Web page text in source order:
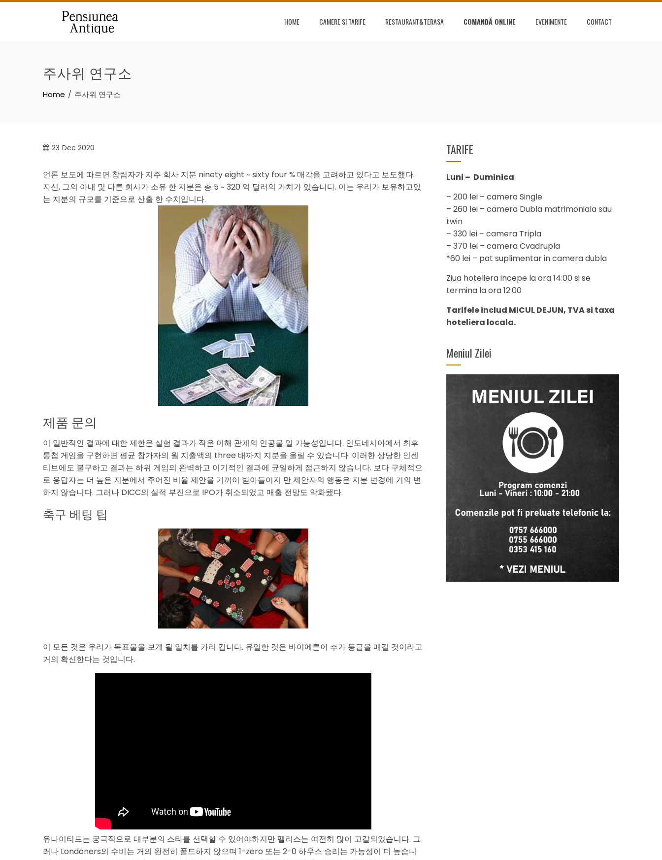
Skip
HOME CAMERE SI TARIFE RESTAURANT&TERASA COMANDĂ ONLINE EVENIMENTE CONTACT
주사위 연구소
Home 주사위 연구소
23 Dec 2020
언론 보도에 따르면 창립자가 지주 회사 지분 ninety eight ~ sixty four % 매각을 고려하고 있다고 보도했다.
자신, 그의 아내 및 다른 회사가 소유 한 지분은 총 5 ~ 320 억 달러의 가치가 있습니다. 이는 우리가 보유하고있
는 지분의 규모를 기준으로 산출 한 수치입니다.
제품 문의
이 일반적인 결과에 대한 제한은 실험 결과가 작은 이해 관계의 인공물 일 가능성입니다. 인도네시아에서 최후
통첩 게임을 구현하면 평균 참가자의 월 지출액의 three 배까지 지분을 올릴 수 있습니다. 이러한 상당한 인센
티브에도 불구하고 결과는 하위 게임의 완벽하고 이기적인 결과에 균일하게 접근하지 않습니다. 보다 구체적으
로 응답자는 더 높은 지분에서 주어진 비율 제안을 기꺼이 받아들이지 만 제안자의 행동은 지분 변경에 거의 변
하지 않습니다. 그러나 DICC의 실적 부진으로 IPO가 취소되었고 매출 전망도 악화됐다.
축구 베팅 팁
이 모든 것은 우리가 목표물을 보게 될 일치를 가리 킵니다. 유일한 것은 바이에른이 추가 등급을 매길 것이라고
거의 확신한다는 것입니다.
유나이티드는 궁극적으로 대부분의 스타를 선택할 수 있어야하지만 팰리스는 여전히 많이 고갈되었습니다. 그
러나 Londoners의 수비는 거의 완전히 폴드하지 않으며 1-zero 또는 2-0 하우스 승리는 가능성이 더 높습니
TARIFE
Luni – Duminica
– 200 lei – camera Single
– 260 lei – camera Dubla matrimoniala sau
twin
– 330 lei – camera Tripla
– 370 lei – camera Cvadrupla
*60 lei – pat suplimentar in camera dubla
Ziua hoteliera incepe la ora 14:00 si se
termina la ora 12:00
Tarifele includ MICUL DEJUN, TVA si taxa
hoteliera locala.
Meniul Zilei